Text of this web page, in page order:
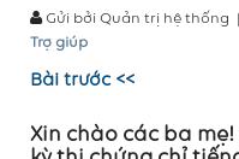
Gửi bởi Quản trị hệ thống |
Trợ giúp
Bài trước <<
Xin chào các ba